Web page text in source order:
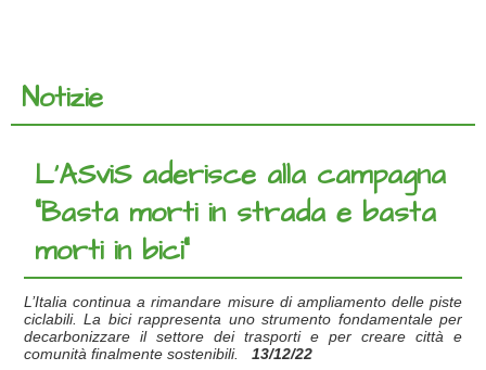
Notizie
L’ASviS aderisce alla campagna
“Basta morti in strada e basta
morti in bici”
L’Italia continua a rimandare misure di ampliamento delle piste
ciclabili. La bici rappresenta uno strumento fondamentale per
decarbonizzare il settore dei trasporti e per creare città e
comunità finalmente sostenibili. 13/12/22